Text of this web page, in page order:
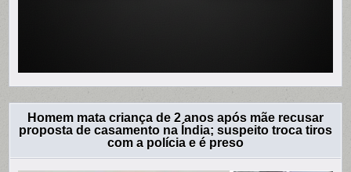
Homem mata criança de 2 anos após mãe recusar
proposta de casamento na Índia; suspeito troca tiros
com a polícia e é preso